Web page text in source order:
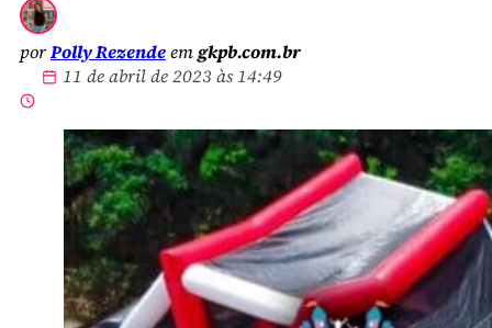
porPolly Rezendeemgkpb.com.br
11 de abril de 2023 às 14:49